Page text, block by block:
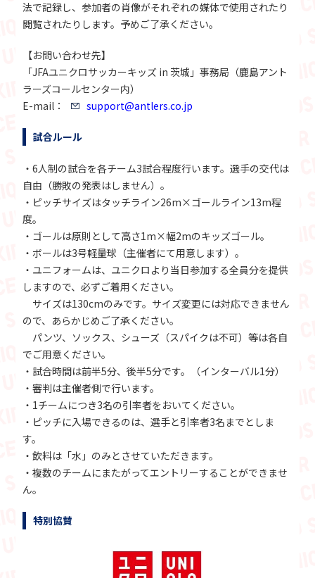
法で記録し、参加者の肖像がそれぞれの媒体で使用されたり
閲覧されたりします。予めご了承ください。
【お問い合わせ先】
「JFAユニクロサッカーキッズ in 茨城」事務局（鹿島アント
ラーズコールセンター内）
E-mail：
support@antlers.co.jp
試合ルール
・6人制の試合を各チーム3試合程度行います。選手の交代は
自由（勝敗の発表はしません）。
・ピッチサイズはタッチライン26m×ゴールライン13m程
度。
・ゴールは原則として高さ1m×幅2mのキッズゴール。
・ボールは3号軽量球（主催者にて用意します）。
・ユニフォームは、ユニクロより当日参加する全員分を提供
しますので、必ずご着用ください。
サイズは130cmのみです。サイズ変更には対応できません
ので、あらかじめご了承ください。
パンツ、ソックス、シューズ（スパイクは不可）等は各自
でご用意ください。
・試合時間は前半5分、後半5分です。（インターバル1分）
・審判は主催者側で行います。
・1チームにつき3名の引率者をおいてください。
・ピッチに入場できるのは、選手と引率者3名までとしま
す。
・飲料は「水」のみとさせていただきます。
・複数のチームにまたがってエントリーすることができませ
ん。
特別協賛